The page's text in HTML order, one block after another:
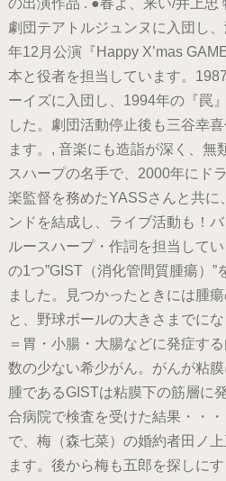
の出演作品 . ●春よ、来い/井上忠
劇団テアトルジュンヌに入団し
年12月公演『Happy X’mas
本と役者を担当しています。
ーイズに入団し、1994年の『罠
した。劇団活動停止後も三谷幸
ます。, 音楽にも造詣が深く、無
スハープの名手で、2000年にド
楽監督を務めたYASSさんと共に
ンドを結成し、ライブ活動も！
ルースハープ・作詞を担当して
の1つ”GIST（消化管間質腫瘍）”
ました。見つかったときには腫
と、野球ボールの大きさまでに
＝胃・小腸・大腸などに発症す
数の少ない希少がん。がんが粘
腫であるGISTは粘膜下の筋層に
合病院で検査を受けた結果・・
で、梅（森七菜）の婚約者田ノ
ます。後から梅も五郎を探しに